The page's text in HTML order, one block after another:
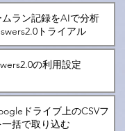
ラン記録をAIで分析
トライアル
の利用設定
ドライブ上のCSVフ
括で取り込む